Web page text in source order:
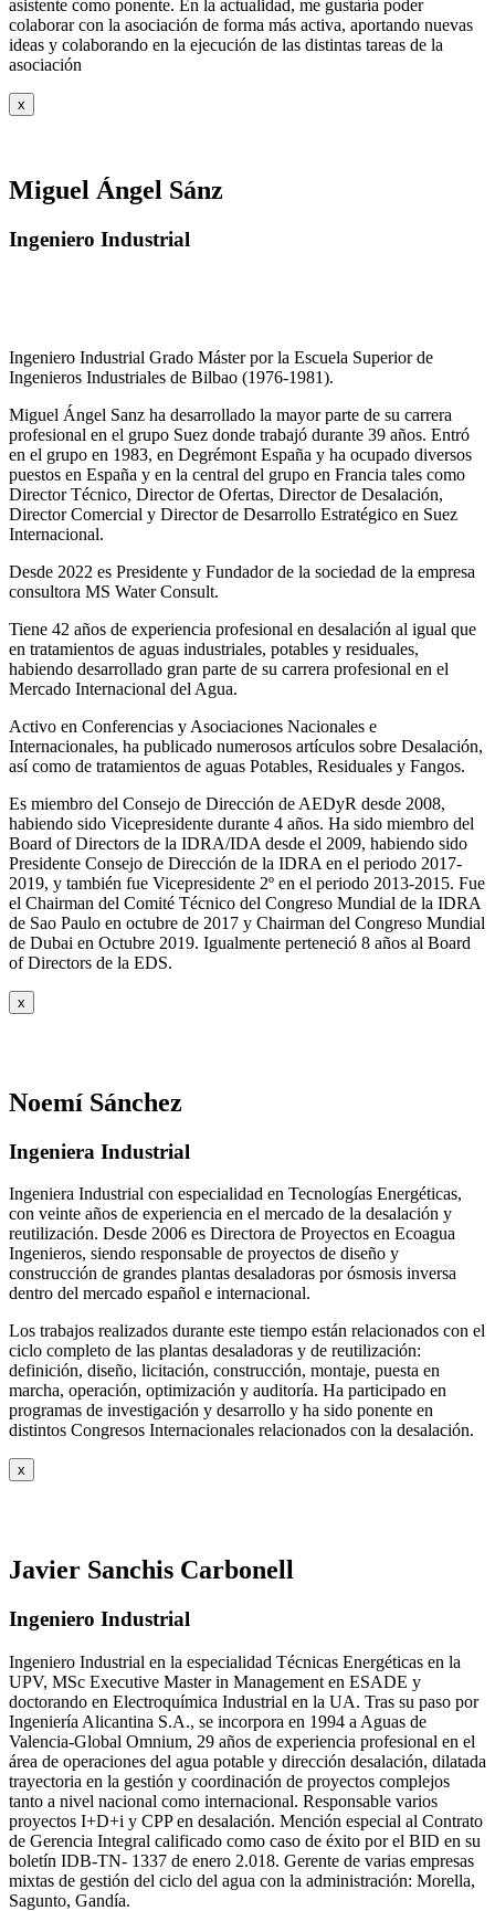
asistente como ponente. En la actualidad, me gustaría poder
colaborar con la asociación de forma más activa, aportando nuevas
ideas y colaborando en la ejecución de las distintas tareas de la
asociación
x
Miguel Ángel Sánz
Ingeniero Industrial
Ingeniero Industrial Grado Máster por la Escuela Superior de
Ingenieros Industriales de Bilbao (1976-1981).
Miguel Ángel Sanz ha desarrollado la mayor parte de su carrera
profesional en el grupo Suez donde trabajó durante 39 años. Entró
en el grupo en 1983, en Degrémont España y ha ocupado diversos
puestos en España y en la central del grupo en Francia tales como
Director Técnico, Director de Ofertas, Director de Desalación,
Director Comercial y Director de Desarrollo Estratégico en Suez
Internacional.
Desde 2022 es Presidente y Fundador de la sociedad de la empresa
consultora MS Water Consult.
Tiene 42 años de experiencia profesional en desalación al igual que
en tratamientos de aguas industriales, potables y residuales,
habiendo desarrollado gran parte de su carrera profesional en el
Mercado Internacional del Agua.
Activo en Conferencias y Asociaciones Nacionales e
Internacionales, ha publicado numerosos artículos sobre Desalación,
así como de tratamientos de aguas Potables, Residuales y Fangos.
Es miembro del Consejo de Dirección de AEDyR desde 2008,
habiendo sido Vicepresidente durante 4 años. Ha sido miembro del
Board of Directors de la IDRA/IDA desde el 2009, habiendo sido
Presidente Consejo de Dirección de la IDRA en el periodo 2017-
2019, y también fue Vicepresidente 2º en el periodo 2013-2015. Fue
el Chairman del Comité Técnico del Congreso Mundial de la IDRA
de Sao Paulo en octubre de 2017 y Chairman del Congreso Mundial
de Dubai en Octubre 2019. Igualmente perteneció 8 años al Board
of Directors de la EDS.
x
Noemí Sánchez
Ingeniera Industrial
Ingeniera Industrial con especialidad en Tecnologías Energéticas,
con veinte años de experiencia en el mercado de la desalación y
reutilización. Desde 2006 es Directora de Proyectos en Ecoagua
Ingenieros, siendo responsable de proyectos de diseño y
construcción de grandes plantas desaladoras por ósmosis inversa
dentro del mercado español e internacional.
Los trabajos realizados durante este tiempo están relacionados con el
ciclo completo de las plantas desaladoras y de reutilización:
definición, diseño, licitación, construcción, montaje, puesta en
marcha, operación, optimización y auditoría. Ha participado en
programas de investigación y desarrollo y ha sido ponente en
distintos Congresos Internacionales relacionados con la desalación.
x
Javier Sanchis Carbonell
Ingeniero Industrial
Ingeniero Industrial en la especialidad Técnicas Energéticas en la
UPV, MSc Executive Master in Management en ESADE y
doctorando en Electroquímica Industrial en la UA. Tras su paso por
Ingeniería Alicantina S.A., se incorpora en 1994 a Aguas de
Valencia-Global Omnium, 29 años de experiencia profesional en el
área de operaciones del agua potable y dirección desalación, dilatada
trayectoria en la gestión y coordinación de proyectos complejos
tanto a nivel nacional como internacional. Responsable varios
proyectos I+D+i y CPP en desalación. Mención especial al Contrato
de Gerencia Integral calificado como caso de éxito por el BID en su
boletín IDB-TN- 1337 de enero 2.018. Gerente de varias empresas
mixtas de gestión del ciclo del agua con la administración: Morella,
Sagunto, Gandía.